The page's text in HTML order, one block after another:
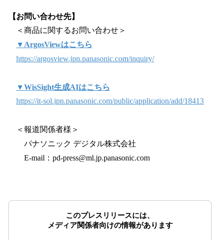
【お問い合わせ先】
＜商品に関するお問い合わせ＞
▼ArgosViewはこちら
https://argosview.jpn.panasonic.com/inquiry/
▼WisSight生成AIはこちら
https://it-sol.jpn.panasonic.com/public/application/add/18413
＜報道関係者様＞
パナソニック デジタル株式会社
E-mail：pd-press@ml.jp.panasonic.com
このプレスリリースには、
メディア関係者向けの情報があります